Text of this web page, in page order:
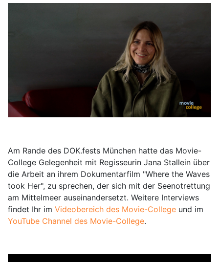
Am Rande des DOK.fests München hatte das Movie-
College Gelegenheit mit Regisseurin Jana Stallein über
die Arbeit an ihrem Dokumentarfilm "Where the Waves
took Her", zu sprechen, der sich mit der Seenotrettung
am Mittelmeer auseinandersetzt. Weitere Interviews
findet Ihr im Videobereich des Movie-College und im
YouTube Channel des Movie-College.